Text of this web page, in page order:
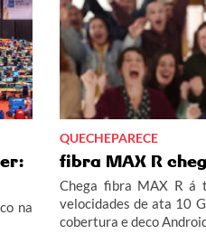
na
QUECHEPARECE
fibra MAX R
Chega fibra MAX R á
velocidades de ata 10
cobertura e deco